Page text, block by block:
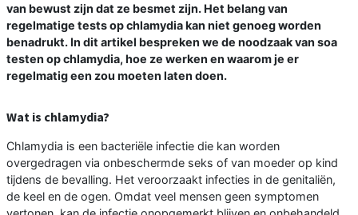
van bewust zijn dat ze besmet zijn. Het belang van
regelmatige tests op chlamydia kan niet genoeg worden
benadrukt. In dit artikel bespreken we de noodzaak van soa
testen op chlamydia, hoe ze werken en waarom je er
regelmatig een zou moeten laten doen.
Wat is chlamydia?
Chlamydia is een bacteriële infectie die kan worden
overgedragen via onbeschermde seks of van moeder op kind
tijdens de bevalling. Het veroorzaakt infecties in de genitaliën,
de keel en de ogen. Omdat veel mensen geen symptomen